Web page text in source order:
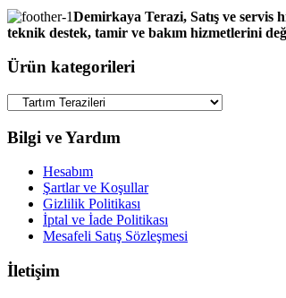
Demirkaya Terazi, Satış ve servis
teknik destek, tamir ve bakım hizmetlerini
Ürün kategorileri
Bilgi ve Yardım
Hesabım
Şartlar ve Koşullar
Gizlilik Politikası
İptal ve İade Politikası
Mesafeli Satış Sözleşmesi
İletişim